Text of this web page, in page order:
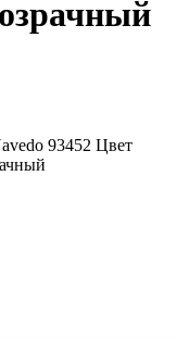
93452 Цвет